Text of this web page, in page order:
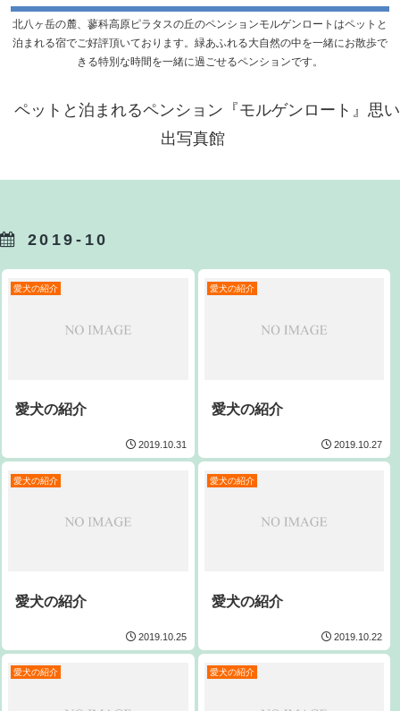
北八ヶ岳の麓、蓼科高原ピラタスの丘のペンションモルゲンロートはペットと
泊まれる宿でご好評頂いております。緑あふれる大自然の中を一緒にお散歩で
きる特別な時間を一緒に過ごせるペンションです。
ペットと泊まれるペンション『モルゲンロート』思い
出写真館
2019-10
愛犬の紹介
愛犬の紹介
2019.10.31
愛犬の紹介
愛犬の紹介
2019.10.27
愛犬の紹介
愛犬の紹介
2019.10.25
愛犬の紹介
愛犬の紹介
2019.10.22
愛犬の紹介 愛犬の紹介